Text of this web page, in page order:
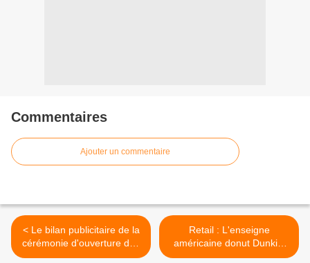
Commentaires
Ajouter un commentaire
< Le bilan publicitaire de la
cérémonie d'ouverture des
JO de Paris 2024
Retail : L'enseigne
américaine donut Dunkin'
débarque en France >